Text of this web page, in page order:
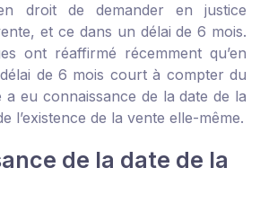
droit de demander en justice
et ce dans un délai de 6 mois.
ont réaffirmé récemment qu’en
de 6 mois court à compter du
eu connaissance de la date de la
l’existence de la vente elle-même.
de la date de la